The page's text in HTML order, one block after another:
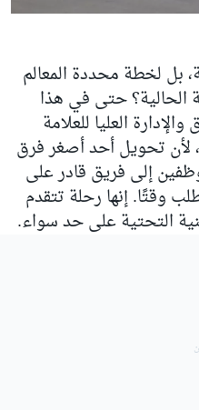
بل لخطة محددة المعالم
الحالية؟ حتى في هذا
العليا للعلامة
لأن تحويل أحد أصغر فرق
الموظفين إلى فريق قادر على
وقتًا. إنها رحلة تتقدم
التحتية على حد سواء.